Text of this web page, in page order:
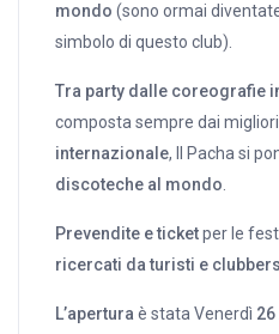
mondo (sono ormai
simbolo di questo club).
Tra party dalle coreografie
composta sempre dai migliori
internazionale, Il Pacha si
discoteche al mondo
Prevendite e ticketper le
ricercati da turisti e clubbers
L’apertura è stata Venerdì